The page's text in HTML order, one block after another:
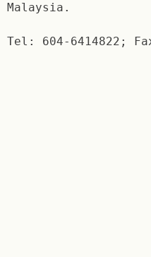
Malaysia.
Tel: 604-6414822;